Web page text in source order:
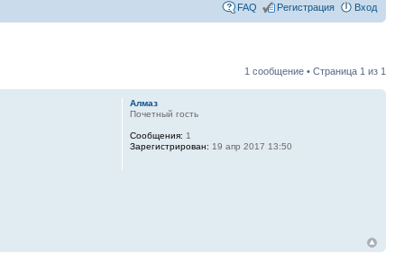
FAQ Регистрация Вход
1 сообщение • Страница 1 из 1
Алмаз
Почетный гость
Сообщения: 1
Зарегистрирован: 19 апр 2017 13:50